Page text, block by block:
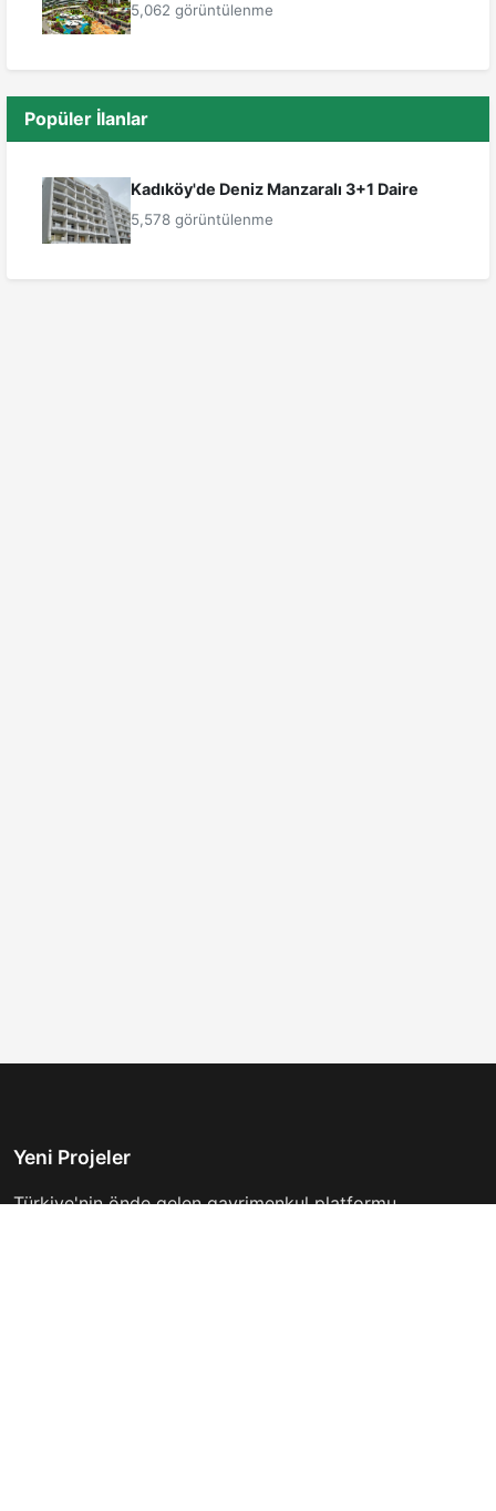
5,062 görüntülenme
Popüler İlanlar
Kadıköy'de Deniz Manzaralı 3+1 Daire
5,578 görüntülenme
Yeni Projeler
Türkiye'nin önde gelen gayrimenkul platformu.